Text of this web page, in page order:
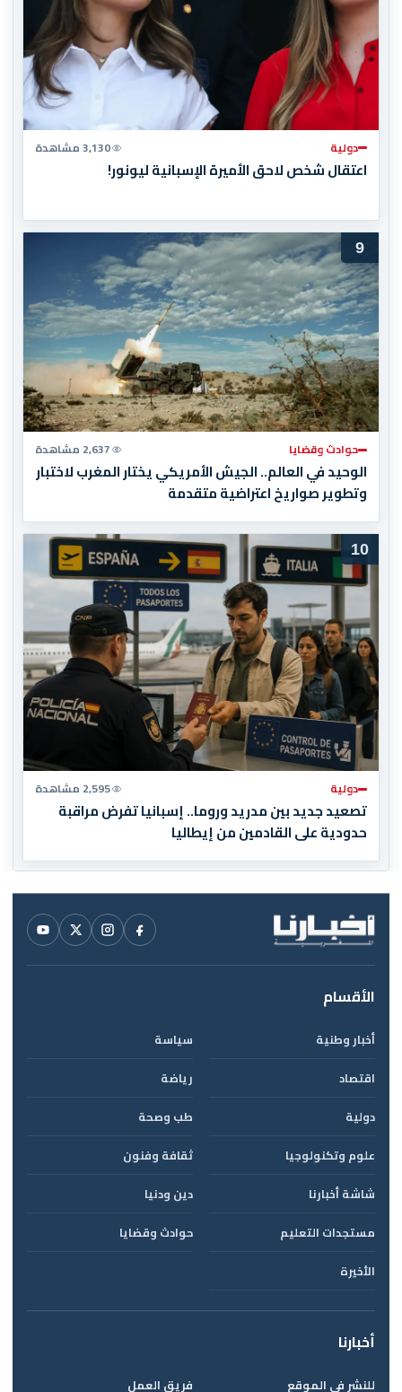
دولية 3,130 مشاهدة
اعتقال شخص لاحق الأميرة الإسبانية ليونور!
9
حوادث وقضايا 2,637 مشاهدة
الوحيد في العالم.. الجيش الأمريكي يختار المغرب لاختبار
وتطوير صواريخ اعتراضية متقدمة
10
دولية 2,595 مشاهدة
تصعيد جديد بين مدريد وروما.. إسبانيا تفرض مراقبة
حدودية على القادمين من إيطاليا
الأقسام
أخبار وطنية
سياسة
اقتصاد
رياضة
دولية
طب وصحة
علوم وتكنولوجيا
ثقافة وفنون
شاشة أخبارنا
دين ودنيا
مستجدات التعليم
حوادث وقضايا
الأخيرة
أخبارنا
للنشر في الموقع فريق العمل